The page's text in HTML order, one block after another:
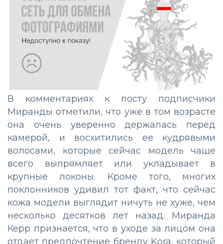
В комментариях к посту подписчики
Миранды отметили, что уже в том возрасте
она очень уверенно держалась перед
камерой, и восхитились ее кудрявыми
волосами, которые сейчас модель чаще
всего выпрямляет или укладывает в
крупные локоны. Кроме того, многих
поклонников удивил тот факт, что сейчас
кожа модели выглядит ничуть не хуже, чем
несколько десятков лет назад. Миранда
Керр признается, что в уходе за лицом она
отдает предпочтение бренду Kora, который